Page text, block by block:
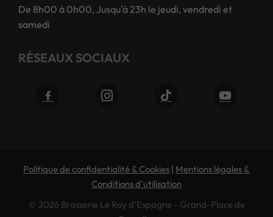
De 8h00 à 0h00, Jusqu'à 23h le jeudi, vendredi et
samedi
RÉSEAUX SOCIAUX
Politique de confidentialité & Cookies | Mentions légales &
Conditions d'utilisation
© 2026 Brasserie Le Roy d'Espagne - Grand-Place de